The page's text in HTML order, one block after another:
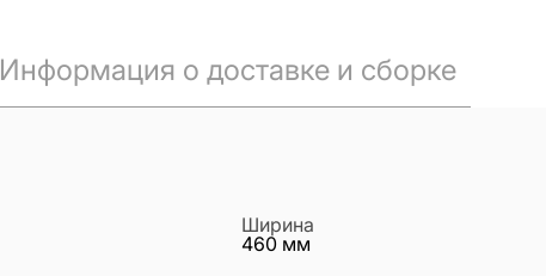
Информация о доставке и сборке
Ширина
460 мм